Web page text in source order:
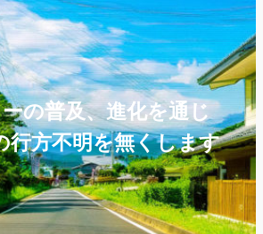
の普及、進化を通じ
行方不明を無くします